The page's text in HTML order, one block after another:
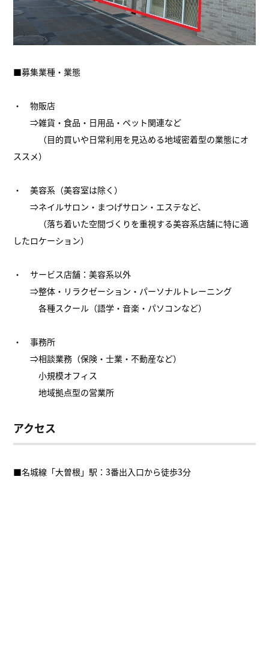
■募集業種・業態
・ 物販店
⇒雑貨・食品・日用品・ペット関連など
（目的買いや日常利用を見込める地域密着型の業態にオ
ススメ）
・ 美容系（美容室は除く）
⇒ネイルサロン・まつげサロン・エステなど、
（落ち着いた空間づくりを重視する美容系店舗に特に適
したロケーション）
・ サービス店舗：美容系以外
⇒整体・リラクゼーション・パーソナルトレーニング
各種スクール（語学・音楽・パソコンなど）
・ 事務所
⇒相談業務（保険・士業・不動産など）
小規模オフィス
地域拠点型の営業所
アクセス
■名城線「大曽根」駅：3番出入口から徒歩3分